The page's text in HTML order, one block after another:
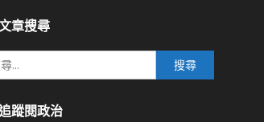
章搜尋
尋
蹤閱政治